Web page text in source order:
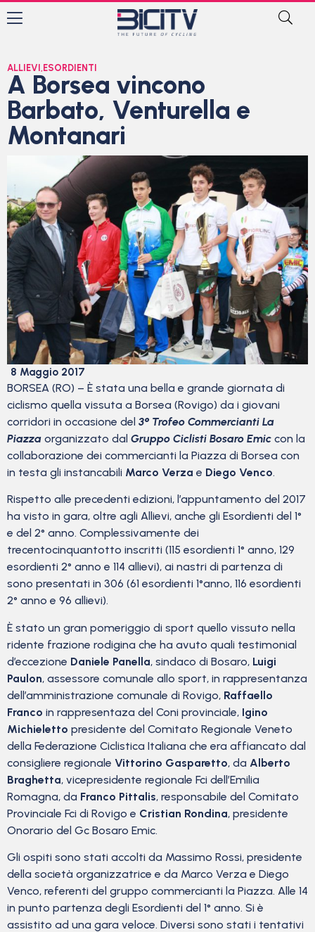
ALLIEVI , ESORDIENTI
A Borsea vincono
Barbato, Venturella e
Montanari
8 Maggio 2017
BORSEA (RO) – È stata una bella e grande giornata di
ciclismo quella vissuta a Borsea (Rovigo) da i giovani
corridori in occasione del 3° Trofeo Commercianti La
Piazza organizzato dal Gruppo Ciclisti Bosaro Emic con la
collaborazione dei commercianti la Piazza di Borsea con
in testa gli instancabili Marco Verza e Diego Venco.
Rispetto alle precedenti edizioni, l’appuntamento del 2017
ha visto in gara, oltre agli Allievi, anche gli Esordienti del 1°
e del 2° anno. Complessivamente dei
trecentocinquantotto inscritti (115 esordienti 1° anno, 129
esordienti 2° anno e 114 allievi), ai nastri di partenza di
sono presentati in 306 (61 esordienti 1°anno, 116 esordienti
2° anno e 96 allievi).
È stato un gran pomeriggio di sport quello vissuto nella
ridente frazione rodigina che ha avuto quali testimonial
d’eccezione Daniele Panella, sindaco di Bosaro, Luigi
Paulon, assessore comunale allo sport, in rappresentanza
dell’amministrazione comunale di Rovigo, Raffaello
Franco in rappresentaza del Coni provinciale, Igino
Michieletto presidente del Comitato Regionale Veneto
della Federazione Ciclistica Italiana che era affiancato dal
consigliere regionale Vittorino Gasparetto, da Alberto
Braghetta, vicepresidente regionale Fci dell’Emilia
Romagna, da Franco Pittalis, responsabile del Comitato
Provinciale Fci di Rovigo e Cristian Rondina, presidente
Onorario del Gc Bosaro Emic.
Gli ospiti sono stati accolti da Massimo Rossi, presidente
della società organizzatrice e da Marco Verza e Diego
Venco, referenti del gruppo commercianti la Piazza. Alle 14
in punto partenza degli Esordienti del 1° anno. Si è
assistito ad una gara veloce. Diversi sono stati i tentativi